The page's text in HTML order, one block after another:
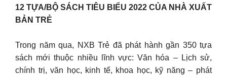
12 TỰA/BỘ SÁCH TIÊU BIỂU 2022 CỦA NHÀ XUẤT
BẢN TRẺ
Trong năm qua, NXB Trẻ đã phát hành gần 350 tựa
sách mới thuộc nhiều lĩnh vực: Văn hóa – Lịch sử,
chính trị, văn học, kinh tế, khoa học, kỹ năng – phát